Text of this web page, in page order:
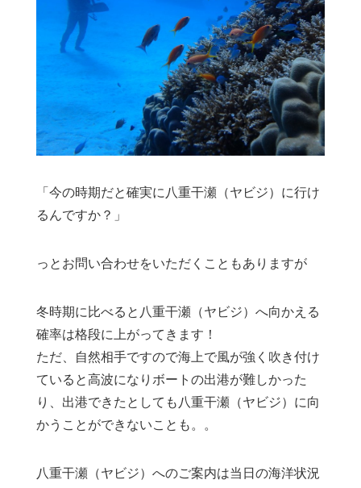
「今の時期だと確実に八重干瀬（ヤビジ）に行け
るんですか？」
っとお問い合わせをいただくこともありますが
冬時期に比べると八重干瀬（ヤビジ）へ向かえる
確率は格段に上がってきます！
ただ、自然相手ですので海上で風が強く吹き付け
ていると高波になりボートの出港が難しかった
り、出港できたとしても八重干瀬（ヤビジ）に向
かうことができないことも。。
八重干瀬（ヤビジ）へのご案内は当日の海洋状況